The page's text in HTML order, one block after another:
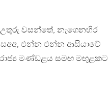
වසන්තේ, නැගෙනහිර
එන්න එන්න ආසියාවේ
රාජ්‍ය මණ්ඩළය සමඟ මඟුළකට